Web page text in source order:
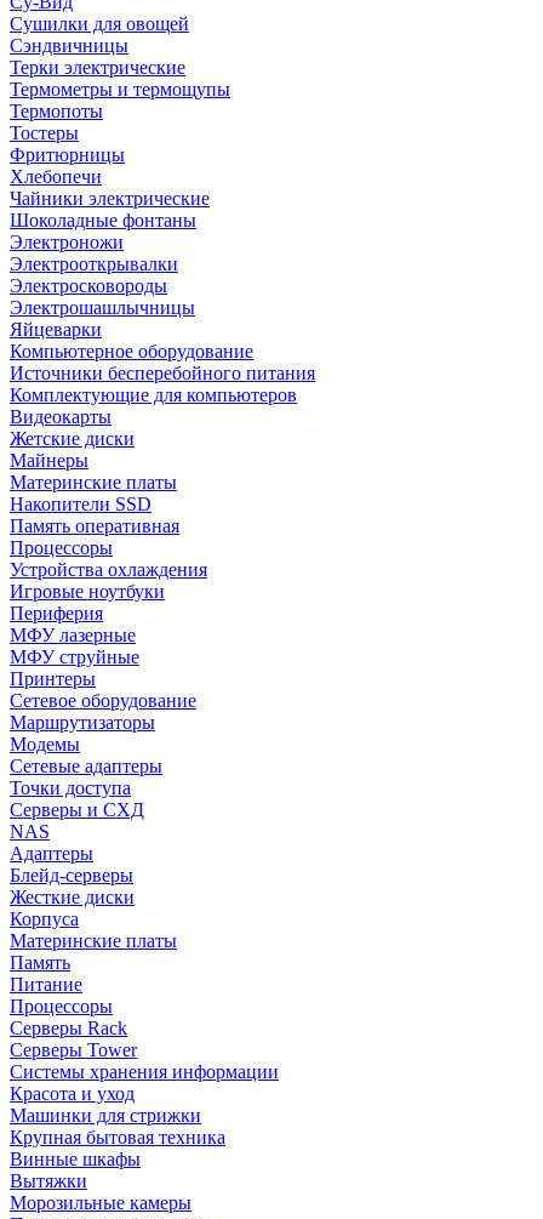
Сушилки для овощей
Сэндвичницы
Терки электрические
Термометры и термощупы
Термопоты
Тостеры
Фритюрницы
Хлебопечи
Чайники электрические
Шоколадные фонтаны
Электроножи
Электрооткрывалки
Электросковороды
Электрошашлычницы
Яйцеварки
Компьютерное оборудование
Источники бесперебойного питания
Комплектующие для компьютеров
Видеокарты
Жетские диски
Майнеры
Материнские платы
Накопители SSD
Память оперативная
Процессоры
Устройства охлаждения
Игровые ноутбуки
Периферия
МФУ лазерные
МФУ струйные
Принтеры
Сетевое оборудование
Маршрутизаторы
Модемы
Сетевые адаптеры
Точки доступа
Серверы и СХД
NAS
Адаптеры
Блейд-серверы
Жесткие диски
Корпуса
Материнские платы
Память
Питание
Процессоры
Серверы Rack
Серверы Tower
Системы хранения информации
Красота и уход
Машинки для стрижки
Крупная бытовая техника
Винные шкафы
Вытяжки
Морозильные камеры